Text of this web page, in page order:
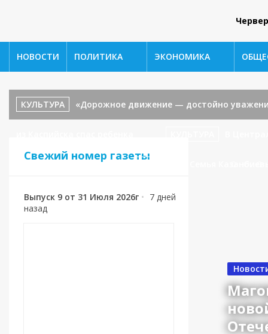
НОВОСТИ ПОЛИТИКА ЭКОНОМИКА
КУЛЬТУРА «Дорожное движение — достойно
«В гостях у сказки».
Свежий номер газеты
Выпуск 9 от 31 Июля 2026г • 7 дней
назад